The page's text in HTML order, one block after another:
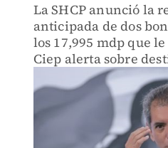
La SHCP anunció la
anticipada de dos
los 17,995 mdp que
Ciep alerta sobre
sostenibles